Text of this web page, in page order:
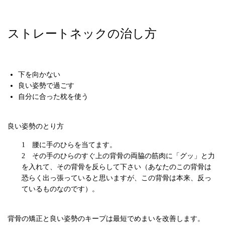
ストレートネックの治し方
下を向かない
良い姿勢で過ごす
自分に合った枕を使う
良い姿勢のとり方
腰に手のひらを当てます。
その手のひらのすぐ上の背骨の両脇の筋肉に「グッ」と力
を入れて、その背骨を反らして下さい（あなたのこの背骨は
恐らく出っ張っていると思いますが、この背骨は本来、反っ
ているものなのです）。
背骨の矯正と良い姿勢のキープは最短でめまいを改善します。